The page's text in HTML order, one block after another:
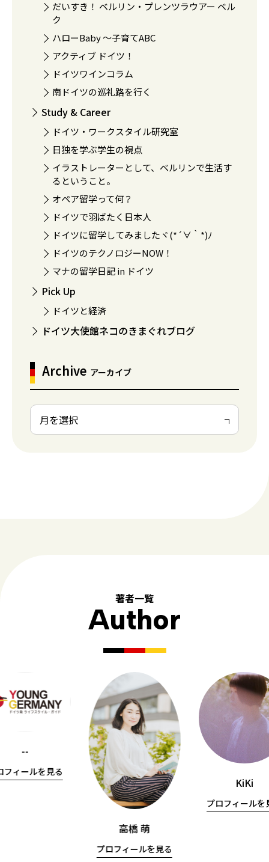
だいすき！ ベルリン・プレンツラウアー ベル
ク
ハローBaby 〜子育てABC
アクティブ ドイツ！
ドイツワインコラム
南ドイツの巡礼路を行く
Study & Career
ドイツ・ワークスタイル研究室
日独を学ぶ学生の視点
イラストレーターとして、ベルリンで生活す
るということ。
オペア留学って何？
ドイツで羽ばたく日本人
ドイツに留学してみましたヾ(*´∀｀*)ﾉ
ドイツのテクノロジーNOW！
マナの留学日記 in ドイツ
Pick Up
ドイツと経済
ドイツ大使館ネコのきまぐれブログ
Archive アーカイブ
著者一覧
Author
--
フィールを見る
高橋 萌
プロフィールを見る
KiKi
プロフィールを